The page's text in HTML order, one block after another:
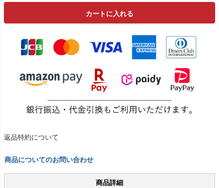
カートに入れる
返品特約について
商品についてのお問い合わせ
商品詳細